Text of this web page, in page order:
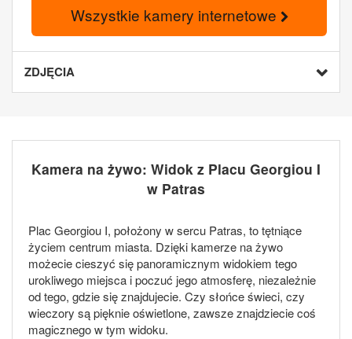
Wszystkie kamery internetowe
ZDJĘCIA
Kamera na żywo: Widok z Placu Georgiou I
w Patras
Plac Georgiou I, położony w sercu Patras, to tętniące
życiem centrum miasta. Dzięki kamerze na żywo
możecie cieszyć się panoramicznym widokiem tego
urokliwego miejsca i poczuć jego atmosferę, niezależnie
od tego, gdzie się znajdujecie. Czy słońce świeci, czy
wieczory są pięknie oświetlone, zawsze znajdziecie coś
magicznego w tym widoku.